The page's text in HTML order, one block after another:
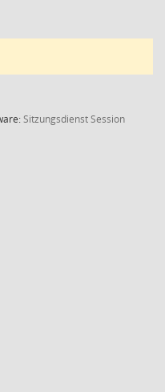
SitzungsdienstSession(Wird in